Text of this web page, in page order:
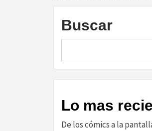
Buscar
Lo mas
De los cómics a la